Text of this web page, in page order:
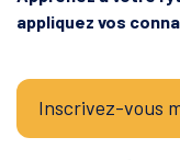
appliquez vos
Inscrivez-vous